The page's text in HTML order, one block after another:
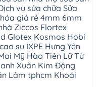
vụ sửa chữa Sửa
giá rẻ 4mm 6mm
Ziccos Flortex
Glotex Kosmos Hobi
su IXPE Hưng Yên
Mỹ Hào Tiên Lữ Từ
Xuân Kim Động
Lâm tphcm Khoái